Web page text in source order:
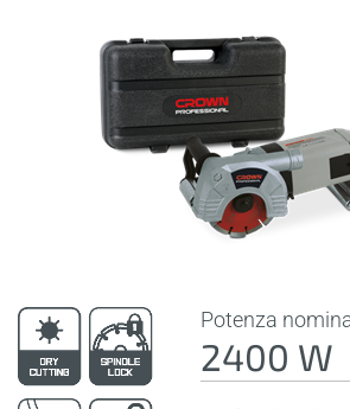
Potenza
2400 W